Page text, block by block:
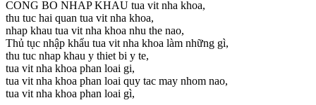
CONG BO NHAP KHAU tua vit nha khoa,
thu tuc hai quan tua vit nha khoa,
nhap khau tua vit nha khoa nhu the nao,
Thủ tục nhập khẩu tua vit nha khoa làm những gì,
thu tuc nhap khau y thiet bi y te,
tua vit nha khoa phan loai gi,
tua vit nha khoa phan loai quy tac may nhom nao,
tua vit nha khoa phan loai gì,